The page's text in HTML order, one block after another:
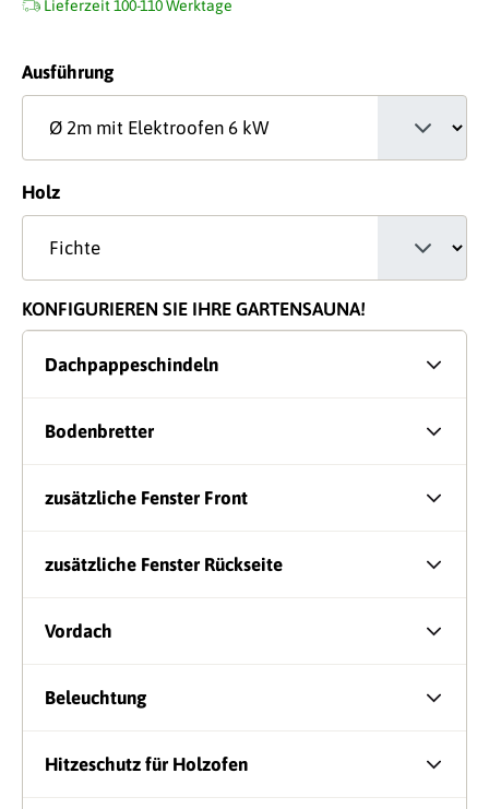
Lieferzeit 100-110 Werktage
Ausführungauswählen
Holzauswählen
KONFIGURIEREN SIE IHRE GARTENSAUNA!
Dachpappeschindeln
Bodenbretter
zusätzliche Fenster Front
zusätzliche Fenster Rückseite
Vordach
Beleuchtung
Hitzeschutz für Holzofen